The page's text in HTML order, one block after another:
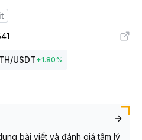
/USDT+1.80%
bài viết và đánh giá tâm lý